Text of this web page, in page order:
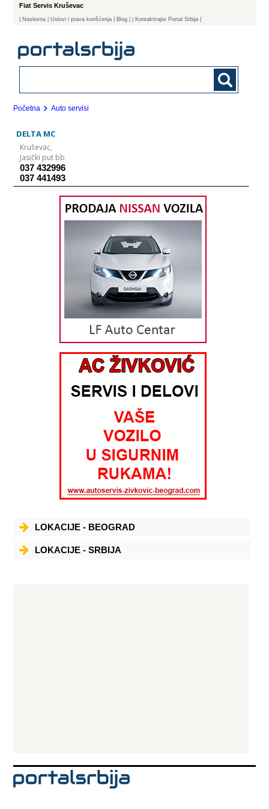
Fiat Servis Kruševac
Naslovna | Uslovi i prava korišćenja Blog | Kontaktirajte Portal Srbija |
Početna Auto servisi
DELTA MC
Kruševac,
Jasički put bb
037 432996
037 441493
LOKACIJE - BEOGRAD
LOKACIJE - SRBIJA